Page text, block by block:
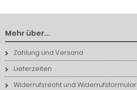
Mehr über...
Zahlung und Versand
Lieferzeiten
Widerrufsrecht und Widerrufsformular